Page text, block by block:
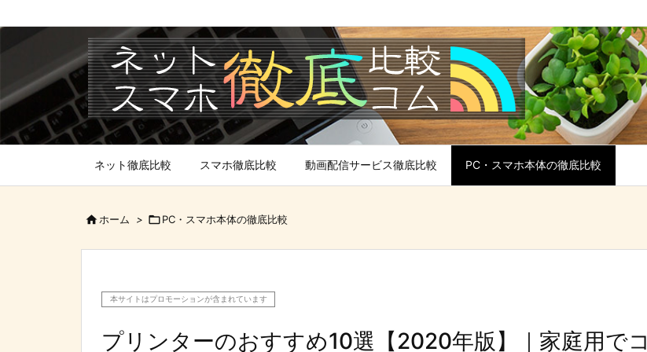
ネット徹底比較 スマホ徹底比較 動画配信サービス徹底比較 PC・スマホ本体の徹底比較
ホーム > PC・スマホ本体の徹底比較
本サイトはプロモーションが含まれています
プリンターのおすすめ10選【2020年版】｜家庭用でコ